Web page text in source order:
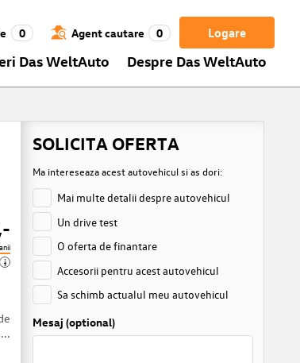
Logare
0 Agent cautare 0
Das WeltAuto Despre Das WeltAuto
i
SOLICITA OFERTA
Ma intereseaza acest autovehicul si as dori:
Mai multe detalii despre autovehicul
Un drive test
O oferta de finantare
Accesorii pentru acest autovehicul
Sa schimb actualul meu autovehicul
Mesaj (optional)